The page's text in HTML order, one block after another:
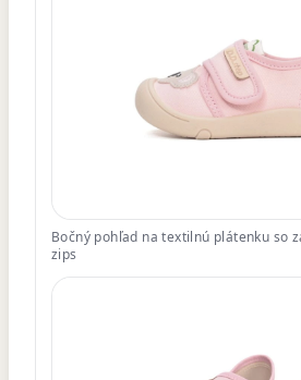
Bočný pohľad na textilnú plátenku so
zips